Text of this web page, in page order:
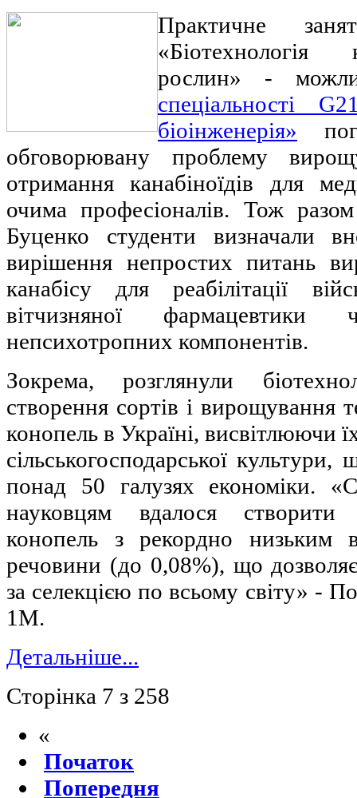
Практичне
«Біотехнологія
рослин» -
спеціальності
біоінженерія»
обговорювану проблему
отримання канабіноїдів для
очима професіоналів. Тож
Буценко студенти визначали
вирішення непростих питань
канабісу для реабілітації
вітчизняної фармацевтики
непсихотропних компонентів.
Зокрема, розглянули
створення сортів і вирощування
конопель в Україні, висвітлюючи
сільськогосподарської
понад 50 галузях економіки.
науковцям вдалося
конопель з рекордно низьким
речовини (до 0,08%), що
за селекцією по всьому світу» -
1М.
Детальніше...
Сторінка 7 з 258
«
Початок
Попередня